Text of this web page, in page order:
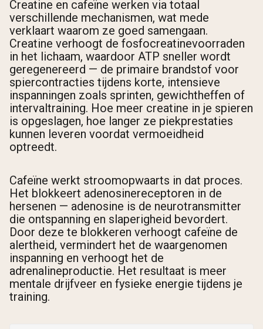
Creatine en cafeïne werken via totaal
verschillende mechanismen, wat mede
verklaart waarom ze goed samengaan.
Creatine verhoogt de fosfocreatinevoorraden
in het lichaam, waardoor ATP sneller wordt
geregenereerd — de primaire brandstof voor
spiercontracties tijdens korte, intensieve
inspanningen zoals sprinten, gewichtheffen of
intervaltraining. Hoe meer creatine in je spieren
is opgeslagen, hoe langer ze piekprestaties
kunnen leveren voordat vermoeidheid
optreedt.
Cafeïne werkt stroomopwaarts in dat proces.
Het blokkeert adenosinereceptoren in de
hersenen — adenosine is de neurotransmitter
die ontspanning en slaperigheid bevordert.
Door deze te blokkeren verhoogt cafeïne de
alertheid, vermindert het de waargenomen
inspanning en verhoogt het de
adrenalineproductie. Het resultaat is meer
mentale drijfveer en fysieke energie tijdens je
training.